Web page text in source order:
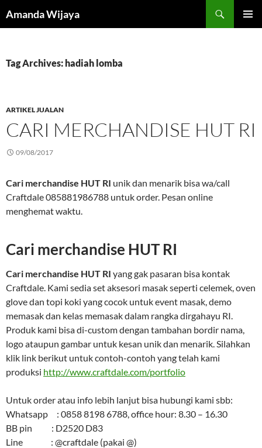
Amanda Wijaya
Tag Archives: hadiah lomba
ARTIKEL JUALAN
CARI MERCHANDISE HUT RI
09/08/2017
Cari merchandise HUT RI unik dan menarik bisa wa/call
Craftdale 085881986788 untuk order. Pesan online
menghemat waktu.
Cari merchandise HUT RI
Cari merchandise HUT RI yang gak pasaran bisa kontak
Craftdale. Kami sedia set aksesori masak seperti celemek, oven
glove dan topi koki yang cocok untuk event masak, demo
memasak dan kelas memasak dalam rangka dirgahayu RI.
Produk kami bisa di-custom dengan tambahan bordir nama,
logo ataupun gambar untuk kesan unik dan menarik. Silahkan
klik link berikut untuk contoh-contoh yang telah kami
produksi http://www.craftdale.com/portfolio
Untuk order atau info lebih lanjut bisa hubungi kami sbb:
Whatsapp : 0858 8198 6788, office hour: 8.30 – 16.30
BB pin : D2520 D83
Line : @craftdale (pakai @)